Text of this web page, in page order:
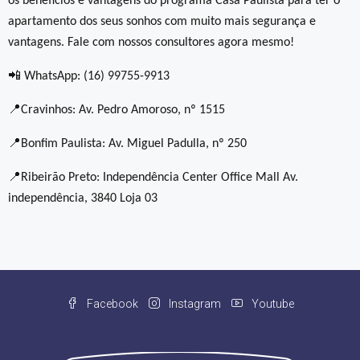
apartamento dos seus sonhos com muito mais segurança e
vantagens. Fale com nossos consultores agora mesmo!
📲 WhatsApp: (16) 99755-9913
📍Cravinhos: Av. Pedro Amoroso, nº 1515
📍Bonfim Paulista: Av. Miguel Padulla, nº 250
📍Ribeirão Preto: Independência Center Office Mall Av.
independência, 3840 Loja 03
Facebook Instagram Youtube